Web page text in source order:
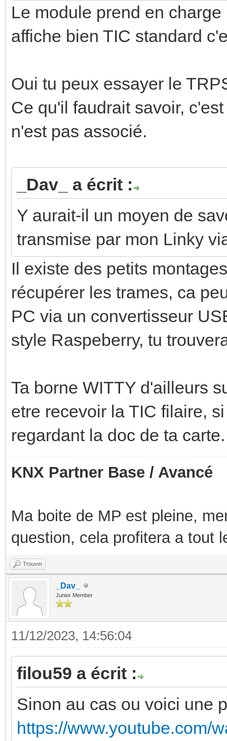
Le module prend en
affiche bien TIC standard
Oui tu peux essayer le
Ce qu'il faudrait savoir,
n'est pas associé.
_Dav_ a écrit :
Y aurait-il un moyen de
transmise par mon Linky
Il existe des petits
récupérer les trames, ca
PC via un convertisseur
style Raspeberry, tu
Ta borne WITTY d'ailleurs
etre recevoir la TIC filaire,
regardant la doc de ta carte.
KNX Partner Base / Avancé
Ma boite de MP est pleine,
question, cela profitera a tout
Trouver
_Dav_
Junior Member
11/12/2023, 14:56:04
filou59 a écrit :
Sinon au cas ou voici une
https://www.youtube.com/